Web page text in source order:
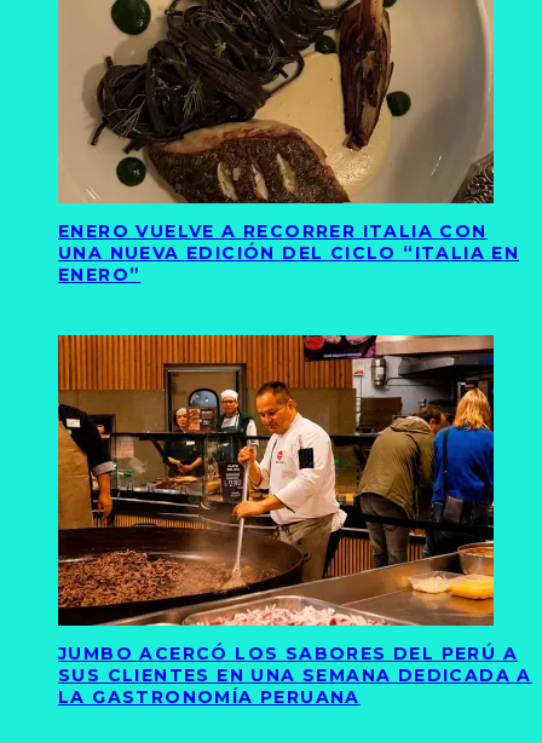
ENERO VUELVE A RECORRER ITALIA CON
UNA NUEVA EDICIÓN DEL CICLO “ITALIA EN
ENERO”
JUMBO ACERCÓ LOS SABORES DEL PERÚ A
SUS CLIENTES EN UNA SEMANA DEDICADA A
LA GASTRONOMÍA PERUANA